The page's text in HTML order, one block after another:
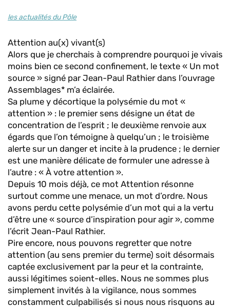
les actualités du Pôle
Attention au(x) vivant(s)
Alors que je cherchais à comprendre pourquoi je vivais
moins bien ce second confinement, le texte « Un mot
source » signé par Jean-Paul Rathier dans l’ouvrage
Assemblages* m’a éclairée.
Sa plume y décortique la polysémie du mot «
attention » : le premier sens désigne un état de
concentration de l’esprit ; le deuxième renvoie aux
égards que l’on témoigne à quelqu’un ; le troisième
alerte sur un danger et incite à la prudence ; le dernier
est une manière délicate de formuler une adresse à
l’autre : « À votre attention ».
Depuis 10 mois déjà, ce mot Attention résonne
surtout comme une menace, un mot d’ordre. Nous
avons perdu cette polysémie d’un mot qui a la vertu
d’être une « source d’inspiration pour agir », comme
l’écrit Jean-Paul Rathier.
Pire encore, nous pouvons regretter que notre
attention (au sens premier du terme) soit désormais
captée exclusivement par la peur et la contrainte,
aussi légitimes soient-elles. Nous ne sommes plus
simplement invités à la vigilance, nous sommes
constamment culpabilisés si nous nous risquons au